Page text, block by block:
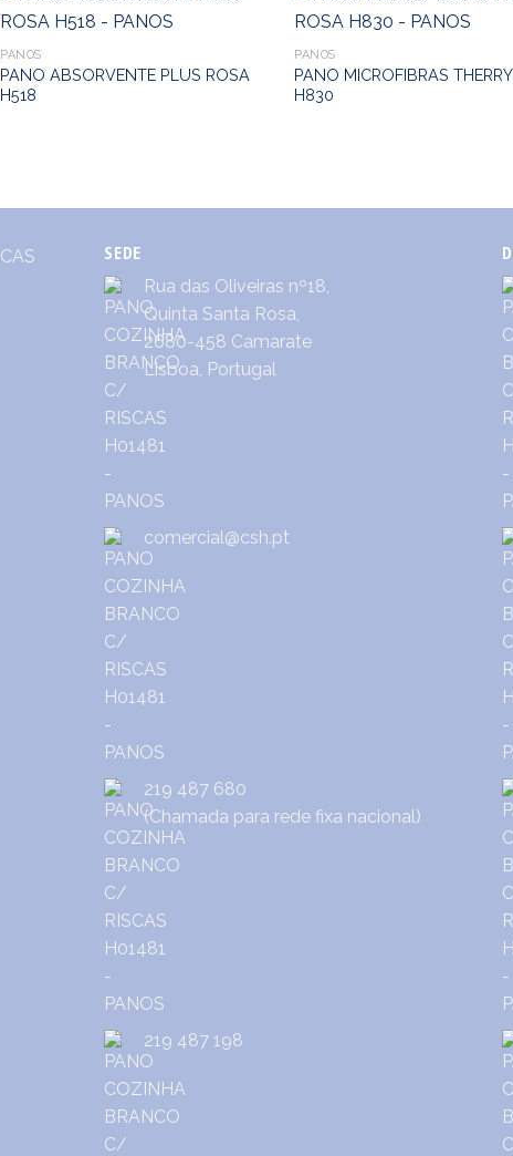
PANOS
PANO ABSORVENTE PLUS ROSA
H518
PANOS
PANO MICROFIBRAS
H830
SEDE
Rua das Oliveiras nº18,
Quinta Santa Rosa,
2680-458 Camarate
Lisboa, Portugal
comercial@csh.pt
219 487 680
(Chamada para rede fixa nacional)
219 487 198